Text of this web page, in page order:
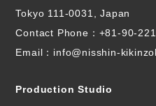
Tokyo 111-0031, Japan
Contact Phone： +81-90-
Email：info@nisshin-
Production Studio